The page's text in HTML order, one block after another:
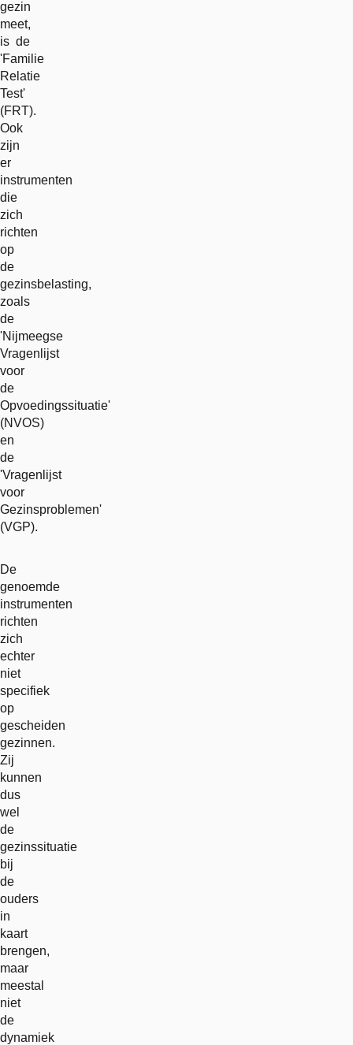
gezin
meet,
is de
'Familie
Relatie
Test'
(FRT).
Ook
zijn
er
instrumenten
die
zich
richten
op
de
gezinsbelasting,
zoals
de
'Nijmeegse
Vragenlijst
voor
de
Opvoedingssituatie'
(NVOS)
en
de
'Vragenlijst
voor
Gezinsproblemen'
(VGP).
De
genoemde
instrumenten
richten
zich
echter
niet
specifiek
op
gescheiden
gezinnen.
Zij
kunnen
dus
wel
de
gezinssituatie
bij
de
ouders
in
kaart
brengen,
maar
meestal
niet
de
dynamiek